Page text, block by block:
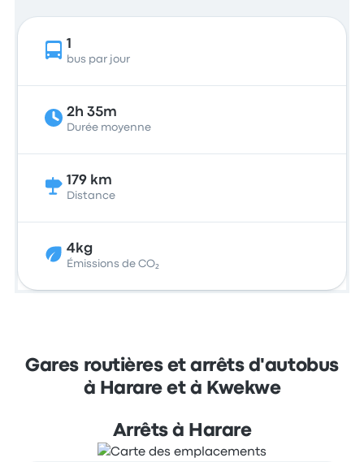
1
bus par jour
2h 35m
Durée moyenne
179 km
Distance
4kg
Émissions de CO₂
Gares routières et arrêts d'autobus
à Harare et à Kwekwe
Arrêts à Harare